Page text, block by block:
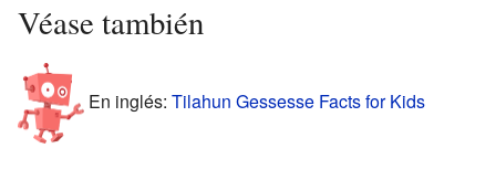
Véase también
En inglés: Tilahun Gessesse Facts for Kids